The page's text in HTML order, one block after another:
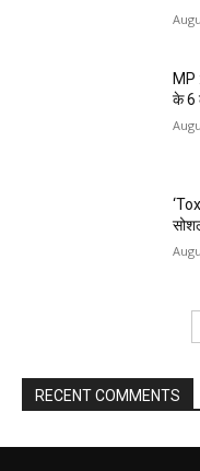
MP
के 6
RECENT COMMENTS